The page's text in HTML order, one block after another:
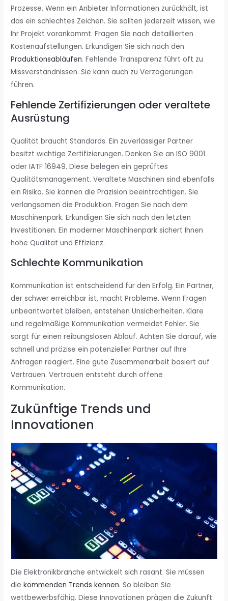
Prozesse. Wenn ein Anbieter Informationen zurückhält, ist
das ein schlechtes Zeichen. Sie sollten jederzeit wissen, wie
Ihr Projekt vorankommt. Fragen Sie nach detaillierten
Kostenaufstellungen. Erkundigen Sie sich nach den
Produktionsabläufen. Fehlende Transparenz führt oft zu
Missverständnissen. Sie kann auch zu Verzögerungen
führen.
Fehlende Zertifizierungen oder veraltete
Ausrüstung
Qualität braucht Standards. Ein zuverlässiger Partner
besitzt wichtige Zertifizierungen. Denken Sie an ISO 9001
oder IATF 16949. Diese belegen ein geprüftes
Qualitätsmanagement. Veraltete Maschinen sind ebenfalls
ein Risiko. Sie können die Präzision beeinträchtigen. Sie
verlangsamen die Produktion. Fragen Sie nach dem
Maschinenpark. Erkundigen Sie sich nach den letzten
Investitionen. Ein moderner Maschinenpark sichert Ihnen
hohe Qualität und Effizienz.
Schlechte Kommunikation
Kommunikation ist entscheidend für den Erfolg. Ein Partner,
der schwer erreichbar ist, macht Probleme. Wenn Fragen
unbeantwortet bleiben, entstehen Unsicherheiten. Klare
und regelmäßige Kommunikation vermeidet Fehler. Sie
sorgt für einen reibungslosen Ablauf. Achten Sie darauf, wie
schnell und präzise ein potenzieller Partner auf Ihre
Anfragen reagiert. Eine gute Zusammenarbeit basiert auf
Vertrauen. Vertrauen entsteht durch offene
Kommunikation.
Zukünftige Trends und
Innovationen
Die Elektronikbranche entwickelt sich rasant. Sie müssen
diekommenden Trends kennen. So bleiben Sie
wettbewerbsfähig. Diese Innovationen prägen die Zukunft